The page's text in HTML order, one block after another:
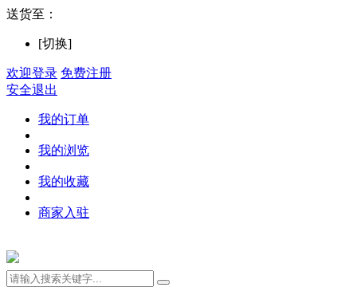
送货至：
[切换]
欢迎登录 免费注册
安全退出
我的订单
我的浏览
我的收藏
商家入驻